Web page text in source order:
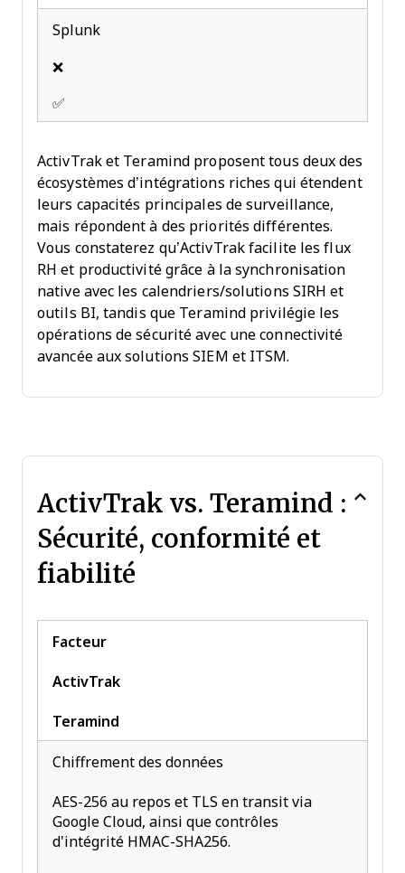
Splunk
❌
✅
ActivTrak et Teramind proposent tous deux des
écosystèmes d’intégrations riches qui étendent
leurs capacités principales de surveillance,
mais répondent à des priorités différentes.
Vous constaterez qu’ActivTrak facilite les flux
RH et productivité grâce à la synchronisation
native avec les calendriers/solutions SIRH et
outils BI, tandis que Teramind privilégie les
opérations de sécurité avec une connectivité
avancée aux solutions SIEM et ITSM.
ActivTrak vs. Teramind :
Sécurité, conformité et
fiabilité
Facteur
ActivTrak
Teramind
Chiffrement des données
AES-256 au repos et TLS en transit via
Google Cloud, ainsi que contrôles
d'intégrité HMAC-SHA256.